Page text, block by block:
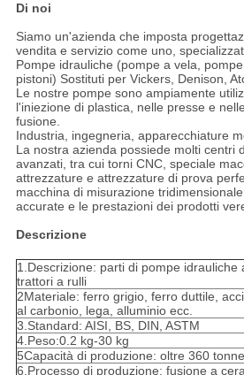
Di noi
Siamo un'azienda che imposta
vendita e servizio come uno,
Pompe idrauliche (pompe a vela,
pistoni) Sostituti per Vickers, Denison,
Le nostre pompe sono ampiamente
l'iniezione di plastica, nelle presse e
fusione.
Industria, ingegneria, apparecchiature
La nostra azienda possiede molti centri
avanzati, tra cui torni CNC, speciale
attrezzature e attrezzature di prova
macchina di misurazione
accurate e le prestazioni dei prodotti
Descrizione
1.Descrizione: parti di pompe idrauliche
trattori a rulli
2Materiale: ferro grigio, ferro duttile,
al carbonio, lega, alluminio ecc.
3.Standard: AISI, BS, DIN, ASTM
4.Peso:0.2 kg-30 kg
5Capacità di produzione: oltre 360
6.Processo di produzione: fusione a